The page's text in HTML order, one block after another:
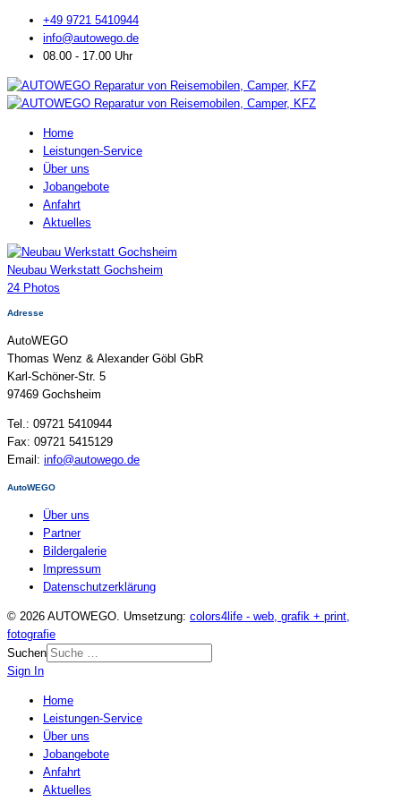
+49 9721 5410944
info@autowego.de
08.00 - 17.00 Uhr
Home
Leistungen-Service
Über uns
Jobangebote
Anfahrt
Aktuelles
Neubau Werkstatt Gochsheim
24 Photos
Adresse
AutoWEGO
Thomas Wenz & Alexander Göbl GbR
Karl-Schöner-Str. 5
97469 Gochsheim
Tel.: 09721 5410944
Fax: 09721 5415129
Email: info@autowego.de
AutoWEGO
Über uns
Partner
Bildergalerie
Impressum
Datenschutzerklärung
© 2026 AUTOWEGO. Umsetzung: colors4life - web, grafik + print,
fotografie
Suchen
Sign In
Home
Leistungen-Service
Über uns
Jobangebote
Anfahrt
Aktuelles